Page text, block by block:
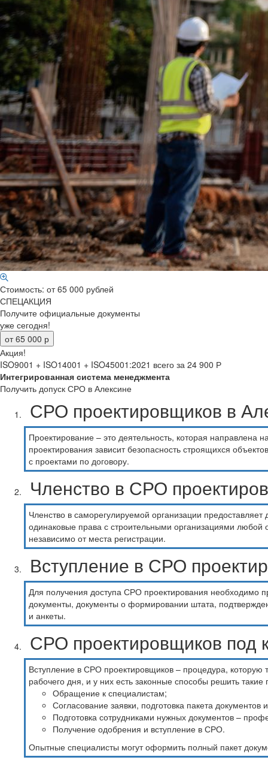
Стоимость: от 65 000 рублей
СПЕЦАКЦИЯ
Получите официальные документы
уже сегодня!
Акция!
ISO9001 + ISO14001 + ISO45001:2021 всего за 24 900 Р
Интегрированная система менеджмента
Получить допуск СРО в Алексине
СРО проектировщиков в
Проектирование – это деятельность, которая направлена
проектирования зависит безопасность строящихся
с проектами по договору.
Членство в СРО
Членство в саморегулируемой организации
одинаковые права с строительными организациями
независимо от места регистрации.
Вступление в СРО
Для получения доступа СРО проектирования необходимо
документы, документы о формировании штата,
и анкеты.
СРО проектировщиков под
Вступление в СРО проектировщиков – процедура,
рабочего дня, и у них есть законные способы решить
Обращение к специалистам;
Согласование заявки, подготовка пакета документов
Подготовка сотрудниками нужных документов –
Получение одобрения и вступление в СРО.
Опытные специалисты могут оформить полный пакет